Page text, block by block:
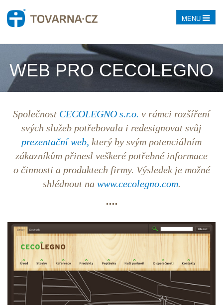
MENU
WEB PRO CECOLEGNO
Společnost CECOLEGNO s.r.o. v rámci rozšíření
svých služeb potřebovala i redesignovat svůj
prezentační web, který by svým potenciálním
zákazníkům přinesl veškeré potřebné informace
o činnosti a produktech firmy. Výsledek je možné
shlédnout na www.cecolegno.com.